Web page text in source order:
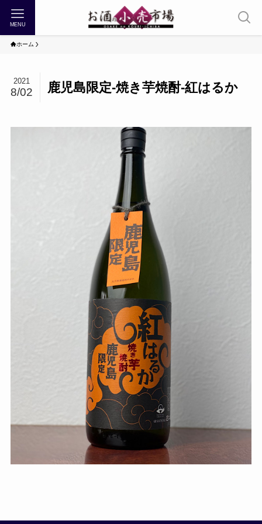
MENU
ホーム
鹿児島限定-焼き芋焼酎-紅はるか
2021
8/02